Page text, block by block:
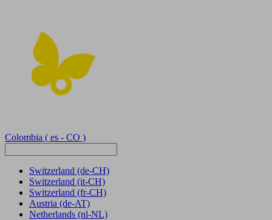
Colombia ( es - CO )
Switzerland (de-CH)
Switzerland (it-CH)
Switzerland (fr-CH)
Austria (de-AT)
Netherlands (nl-NL)